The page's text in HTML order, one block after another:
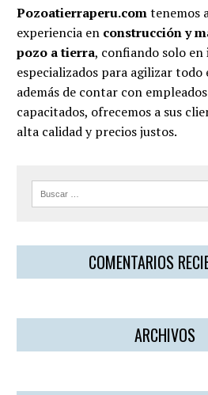
Pozoatierraperu.comtenemos
experiencia en construcción y
pozo a tierra, confiando solo en
especializados para agilizar todo
además de contar con
capacitados, ofrecemos a sus
alta calidad y precios justos.
COMENTARIOS
ARCHIVOS